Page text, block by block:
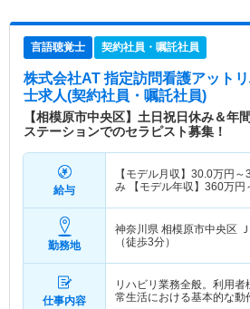
言語聴覚士 契約社員・嘱託社員
株式会社AT 指定訪問看護アット
士求人(契約社員・嘱託社員)
【相模原市中央区】土日祝日休み＆
ステーションでのセラピスト募集！
給与
【モデル月収】 30.0万円～
み 【モデル年収】 360万円
勤務地
神奈川県 相模原市中央区
（徒歩3分）
仕事内容
リハビリ業務全般。利用者
常生活における基本的な